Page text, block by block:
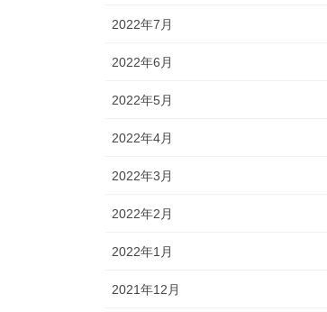
2022年7月
2022年6月
2022年5月
2022年4月
2022年3月
2022年2月
2022年1月
2021年12月